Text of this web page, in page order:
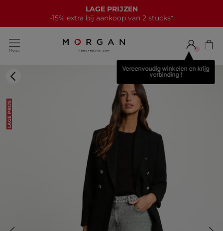
LAGE PRIJZEN
-15% extra bij aankoop van 2 stucks*
Vereenvoudig winkelen en krijg
verbinding !
LAGE PRIJS